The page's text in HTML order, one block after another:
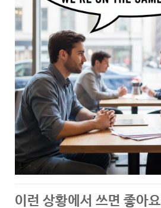
이런 상황에서 쓰면 좋아요